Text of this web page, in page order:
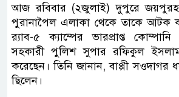
আজ রবিবার (২জুলাই) দুপুরে
পুরানাপৈল এলাকা থেকে তাকে আটক
র‌্যাব-৫ ক্যাম্পের ভারপ্রাপ্ত
সহকারী পুলিশ সুপার রফিকুল
করেছেন। তিনি জানান, বাপ্পী সওদাগর
ছিলেন।